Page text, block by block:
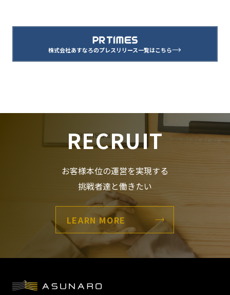
株式会社あすなろのプレスリリース一覧はこちら
RECRUIT
お客様本位の運営を実現する
挑戦者達と働きたい
LEARN MORE